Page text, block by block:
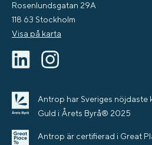
Rosenlundsgatan 29A
118 63 Stockholm
Visa på karta
Antrop har Sveriges nöjdaste
Guld i Årets Byrå® 2025
Antrop är certifierad i Great